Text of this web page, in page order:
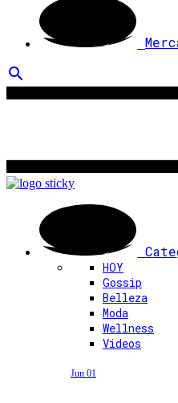
search
HOY
Gossip
Belleza
Moda
Wellness
Videos
Jun 01